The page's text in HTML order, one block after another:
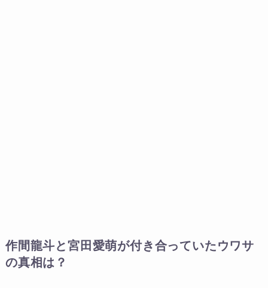
作間龍斗と宮田愛萌が付き合っていたウワサ
の真相は？